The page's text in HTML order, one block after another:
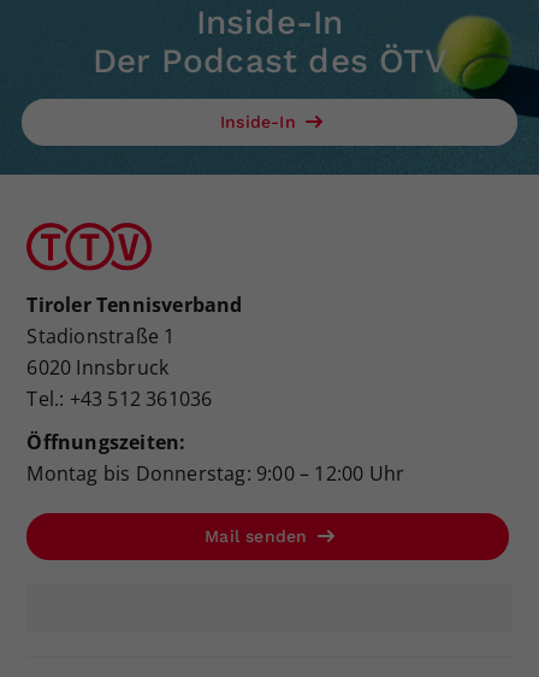
Inside-In
Der Podcast des ÖTV
Inside-In
Tiroler Tennisverband
Stadionstraße 1
6020 Innsbruck
Tel.: +43 512 361036
Öffnungszeiten:
Montag bis Donnerstag: 9:00 – 12:00 Uhr
Mail senden